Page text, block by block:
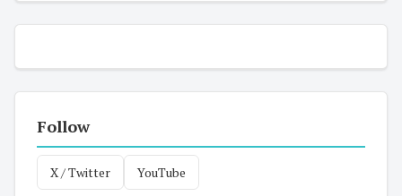
Follow
X / Twitter YouTube